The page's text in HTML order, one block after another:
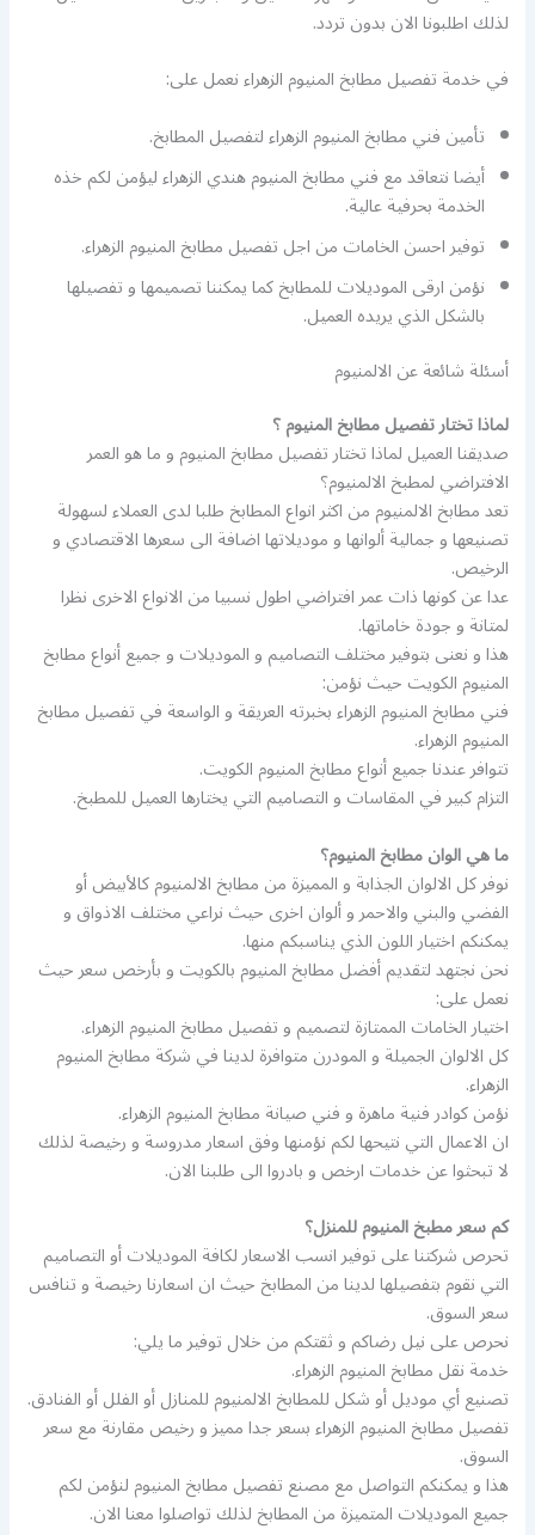
لذلك اطلبونا الان بدون تردد.
في خدمة تفصيل مطابخ المنيوم الزهراء نعمل على:
تأمين فني مطابخ المنيوم الزهراء لتفصيل المطابخ.
أيضا نتعاقد مع فني مطابخ المنيوم هندي الزهراء ليؤمن لكم خذه
الخدمة بحرفية عالية.
توفير احسن الخامات من اجل تفصيل مطابخ المنيوم الزهراء.
نؤمن ارقى الموديلات للمطابخ كما يمكننا تصميمها و تفصيلها
بالشكل الذي يريده العميل.
أسئلة شائعة عن الالمنيوم
لماذا تختار تفصيل مطابخ المنيوم ؟
صديقنا العميل لماذا تختار تفصيل مطابخ المنيوم و ما هو العمر
الافتراضي لمطبخ الالمنيوم؟
تعد مطابخ الالمنيوم من اكثر انواع المطابخ طلبا لدى العملاء لسهولة
تصنيعها و جمالية ألوانها و موديلاتها اضافة الى سعرها الاقتصادي و
الرخيص.
عدا عن كونها ذات عمر افتراضي اطول نسبيا من الانواع الاخرى نظرا
لمتانة و جودة خاماتها.
هذا و نعنى بتوفير مختلف التصاميم و الموديلات و جميع أنواع مطابخ
المنيوم الكويت حيث نؤمن:
فني مطابخ المنيوم الزهراء بخبرته العريقة و الواسعة في تفصيل مطابخ
المنيوم الزهراء.
تتوافر عندنا جميع أنواع مطابخ المنيوم الكويت.
التزام كبير في المقاسات و التصاميم التي يختارها العميل للمطبخ.
ما هي الوان مطابخ المنيوم؟
نوفر كل الالوان الجذابة و المميزة من مطابخ الالمنيوم كالأبيض أو
الفضي والبني والاحمر و ألوان اخرى حيث نراعي مختلف الاذواق و
يمكنكم اختيار اللون الذي يناسبكم منها.
نحن نجتهد لتقديم أفضل مطابخ المنيوم بالكويت و بأرخص سعر حيث
نعمل على:
اختيار الخامات الممتازة لتصميم و تفصيل مطابخ المنيوم الزهراء.
كل الالوان الجميلة و المودرن متوافرة لدينا في شركة مطابخ المنيوم
الزهراء.
نؤمن كوادر فنية ماهرة و فني صيانة مطابخ المنيوم الزهراء.
ان الاعمال التي نتيحها لكم نؤمنها وفق اسعار مدروسة و رخيصة لذلك
لا تبحثوا عن خدمات ارخص و بادروا الى طلبنا الان.
كم سعر مطبخ المنيوم للمنزل؟
تحرص شركتنا على توفير انسب الاسعار لكافة الموديلات أو التصاميم
التي نقوم بتفصيلها لدينا من المطابخ حيث ان اسعارنا رخيصة و تنافس
سعر السوق.
نحرص على نيل رضاكم و ثقتكم من خلال توفير ما يلي:
خدمة نقل مطابخ المنيوم الزهراء.
تصنيع أي موديل أو شكل للمطابخ الالمنيوم للمنازل أو الفلل أو الفنادق.
تفصيل مطابخ المنيوم الزهراء بسعر جدا مميز و رخيص مقارنة مع سعر
السوق.
هذا و يمكنكم التواصل مع مصنع تفصيل مطابخ المنيوم لنؤمن لكم
جميع الموديلات المتميزة من المطابخ لذلك تواصلوا معنا الان.